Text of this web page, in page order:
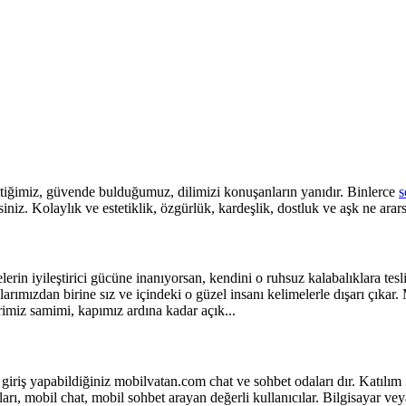
güvende bulduğumuz, dilimizi konuşanların yanıdır. Binlerce
Kolaylık ve estetiklik, özgürlük, kardeşlik, dostluk ve aşk ne
iyileştirici gücüne inanıyorsan, kendini o ruhsuz kalabalıklara
birine sız ve içindeki o güzel insanı kelimelerle dışarı
samimi, kapımız ardına kadar açık...
yapabildiğiniz mobilvatan.com chat ve sohbet odaları dır.
mobil chat, mobil sohbet arayan değerli kullanıcılar. Bilgisayar